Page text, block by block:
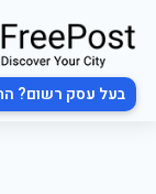
בעל עסק רשום?